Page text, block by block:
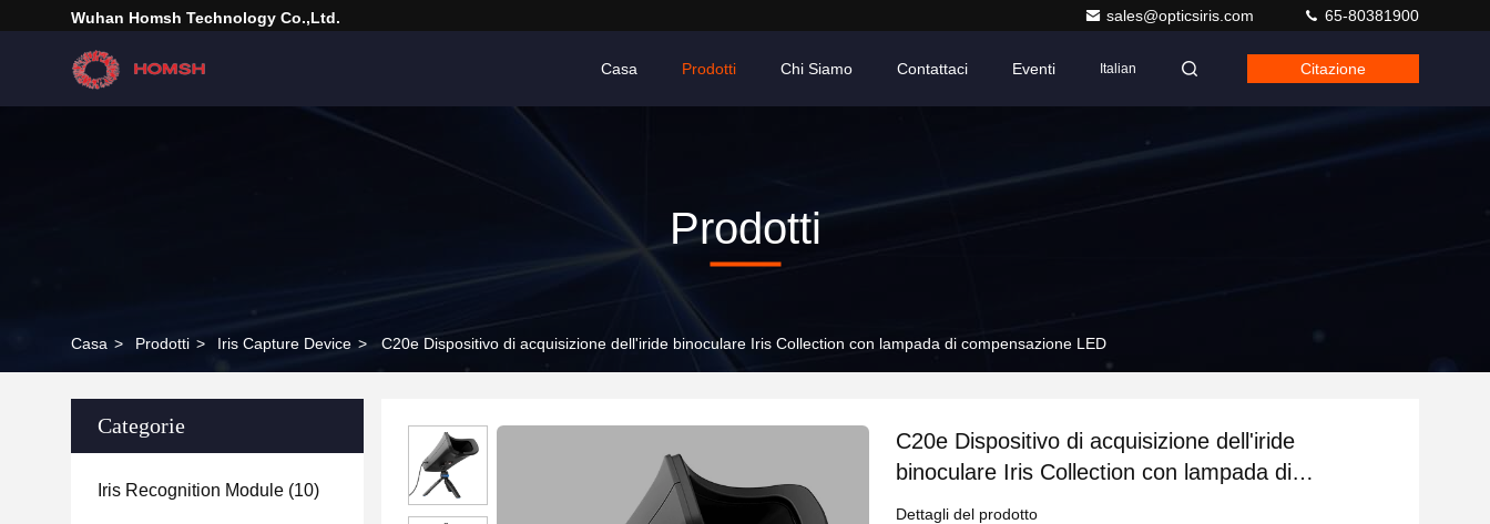
Wuhan Homsh Technology Co.,Ltd. sales@opticsiris.com 65-80381900
Casa Prodotti Chi Siamo Contattaci Eventi Italian Citazione
Prodotti
Casa > Prodotti > Iris Capture Device > C20e Dispositivo di acquisizione dell'iride binoculare Iris Collection con lampada di compensazione LED
Categorie
Iris Recognition Module (10)
C20e Dispositivo di acquisizione dell'iride
binoculare Iris Collection con lampada di
compensazione LED
Dettagli del prodotto